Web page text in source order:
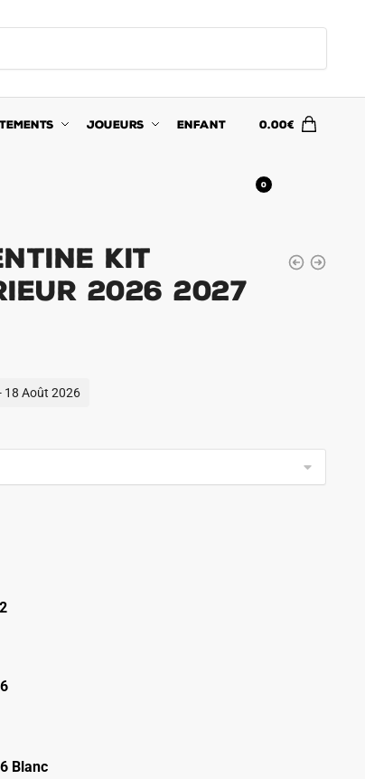
JOUEURS ENFANT 0.00€
0
Kit
2026 2027
18 Août 2026
Blanc